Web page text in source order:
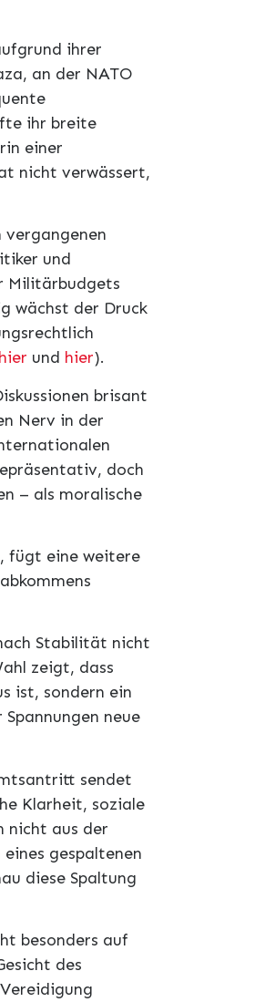
ihrer
an der NATO
ihr breite
einer
nicht verwässert,
und
Militärbudgets
wächst der Druck
hier und hier).
brisant
Nerv in der
doch
– als moralische
fügt eine weitere
Stabilität nicht
zeigt, dass
ist, sondern ein
neue
sendet
Klarheit, soziale
nicht aus der
gespaltenen
diese Spaltung
besonders auf
des